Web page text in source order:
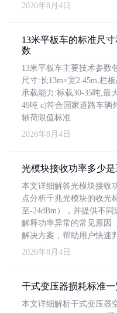
2026年8月4日
13米平板车的标准尺
数
13米平板车主要技术参数
尺寸:长13m×宽2.45m,栏
承载能力:标载30-35吨,最
49吨 c)符合国家道路车辆
轴荷限值标准
2026年8月4日
光模块接收功率多少是
本文详细解答光模块接收
点分析千兆光模块的收光
至-24dBm），并提供不
解释功率异常的常见原因
解决方案，帮助用户快速
2026年8月4日
干式变压器损耗标准
本文详细解析干式变压器